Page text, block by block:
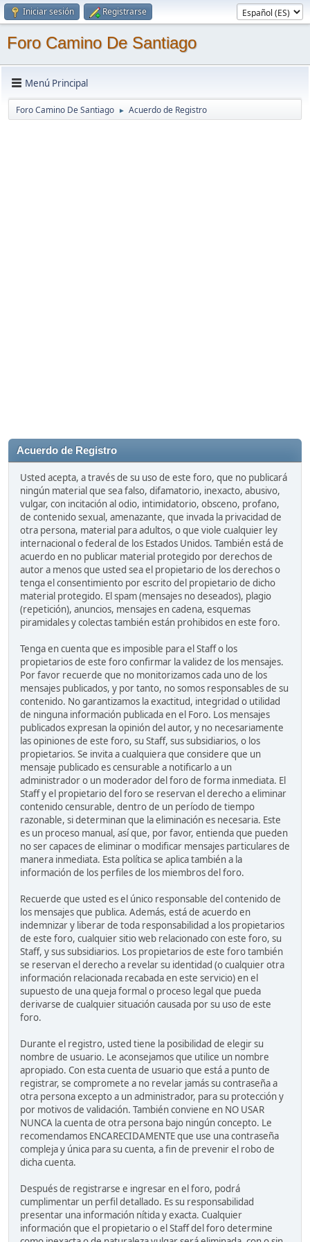
Iniciar sesión Registrarse
Foro Camino De Santiago
Menú Principal
Foro Camino De Santiago ► Acuerdo de Registro
Acuerdo de Registro
Usted acepta, a través de su uso de este foro, que no publicará
ningún material que sea falso, difamatorio, inexacto, abusivo,
vulgar, con incitación al odio, intimidatorio, obsceno, profano,
de contenido sexual, amenazante, que invada la privacidad de
otra persona, material para adultos, o que viole cualquier ley
internacional o federal de los Estados Unidos. También está de
acuerdo en no publicar material protegido por derechos de
autor a menos que usted sea el propietario de los derechos o
tenga el consentimiento por escrito del propietario de dicho
material protegido. El spam (mensajes no deseados), plagio
(repetición), anuncios, mensajes en cadena, esquemas
piramidales y colectas también están prohibidos en este foro.
Tenga en cuenta que es imposible para el Staff o los
propietarios de este foro confirmar la validez de los mensajes.
Por favor recuerde que no monitorizamos cada uno de los
mensajes publicados, y por tanto, no somos responsables de su
contenido. No garantizamos la exactitud, integridad o utilidad
de ninguna información publicada en el Foro. Los mensajes
publicados expresan la opinión del autor, y no necesariamente
las opiniones de este foro, su Staff, sus subsidiarios, o los
propietarios. Se invita a cualquiera que considere que un
mensaje publicado es censurable a notificarlo a un
administrador o un moderador del foro de forma inmediata. El
Staff y el propietario del foro se reservan el derecho a eliminar
contenido censurable, dentro de un período de tiempo
razonable, si determinan que la eliminación es necesaria. Este
es un proceso manual, así que, por favor, entienda que pueden
no ser capaces de eliminar o modificar mensajes particulares de
manera inmediata. Esta política se aplica también a la
información de los perfiles de los miembros del foro.
Recuerde que usted es el único responsable del contenido de
los mensajes que publica. Además, está de acuerdo en
indemnizar y liberar de toda responsabilidad a los propietarios
de este foro, cualquier sitio web relacionado con este foro, su
Staff, y sus subsidiarios. Los propietarios de este foro también
se reservan el derecho a revelar su identidad (o cualquier otra
información relacionada recabada en este servicio) en el
supuesto de una queja formal o proceso legal que pueda
derivarse de cualquier situación causada por su uso de este
foro.
Durante el registro, usted tiene la posibilidad de elegir su
nombre de usuario. Le aconsejamos que utilice un nombre
apropiado. Con esta cuenta de usuario que está a punto de
registrar, se compromete a no revelar jamás su contraseña a
otra persona excepto a un administrador, para su protección y
por motivos de validación. También conviene en NO USAR
NUNCA la cuenta de otra persona bajo ningún concepto. Le
recomendamos ENCARECIDAMENTE que use una contraseña
compleja y única para su cuenta, a fin de prevenir el robo de
dicha cuenta.
Después de registrarse e ingresar en el foro, podrá
cumplimentar un perfil detallado. Es su responsabilidad
presentar una información nítida y exacta. Cualquier
información que el propietario o el Staff del foro determine